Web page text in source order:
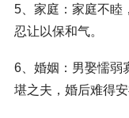
5、家庭：家庭不睦
忍让以保和气。
6、婚姻：男娶懦弱
堪之夫，婚后难得安